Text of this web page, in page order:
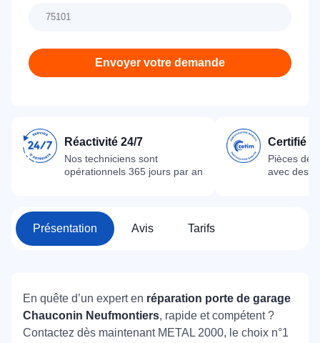
Envoyer votre demande
Réactivité 24/7
Nos techniciens sont
opérationnels 365 jours par an
Certifié
Pièces
avec des
Présentation Avis Tarifs
En quête d’un expert en réparation porte de garage
Chauconin Neufmontiers, rapide et compétent ?
Contactez dès maintenant METAL 2000, le choix n°1